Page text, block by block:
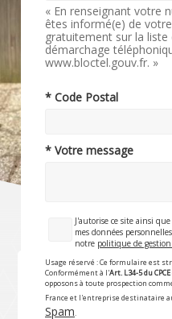
« En renseignant votre
êtes informé(e) de
gratuitement sur la liste
démarchage
www.bloctel.gouv.fr. »
* Code Postal
* Votre message
J'autorise ce site ainsi que
mes données
notre politique de
Usage réservé : Ce formulaire est
Conformément à l'Art. L34-5 du CPCE
opposons à toute prospection
France et l'entreprise destinataire
Spam.